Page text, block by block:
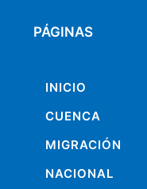
PÁGINAS
INICIO
CUENCA
MIGRACIÓN
NACIONAL